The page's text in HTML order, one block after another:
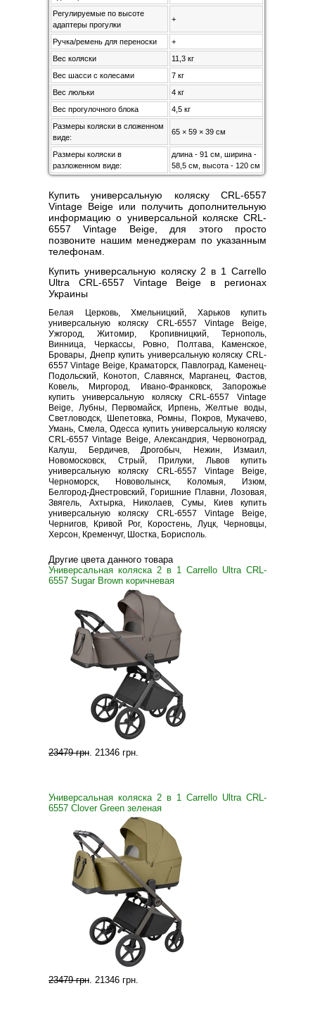
Регулируемые по высоте
адаптеры прогулки
+
Ручка/ремень для переноски
+
Вес коляски
11,3 кг
Вес шасси с колесами
7 кг
Вес люльки
4 кг
Вес прогулочного блока
4,5 кг
Размеры коляски в сложенном
виде:
65 × 59 × 39 см
Размеры коляски в
разложенном виде:
длина - 91 см, ширина -
58,5 см, высота - 120 см
Купить универсальную коляску CRL-6557
Vintage Beige или получить дополнительную
информацию о универсальной коляске CRL-
6557 Vintage Beige, для этого просто
позвоните нашим менеджерам по указанным
телефонам.
Купить универсальную коляску 2 в 1 Carrello
Ultra CRL-6557 Vintage Beige в регионах
Украины
Белая Церковь, Хмельницкий, Харьков купить
универсальную коляску CRL-6557 Vintage Beige,
Ужгород, Житомир, Кропивницкий, Тернополь,
Винница, Черкассы, Ровно, Полтава, Каменское,
Бровары, Днепр купить универсальную коляску CRL-
6557 Vintage Beige, Краматорск, Павлоград, Каменец-
Подольский, Конотоп, Славянск, Марганец, Фастов,
Ковель, Миргород, Ивано-Франковск, Запорожье
купить универсальную коляску CRL-6557 Vintage
Beige, Лубны, Первомайск, Ирпень, Желтые воды,
Светловодск, Шепетовка, Ромны, Покров, Мукачево,
Умань, Смела, Одесса купить универсальную коляску
CRL-6557 Vintage Beige, Александрия, Червоноград,
Калуш, Бердичев, Дрогобыч, Нежин, Измаил,
Новомосковск, Стрый, Прилуки, Львов купить
универсальную коляску CRL-6557 Vintage Beige,
Черноморск, Нововолынск, Коломыя, Изюм,
Белгород-Днестровский, Горишние Плавни, Лозовая,
Звягель, Ахтырка, Николаев, Сумы, Киев купить
универсальную коляску CRL-6557 Vintage Beige,
Чернигов, Кривой Рог, Коростень, Луцк, Черновцы,
Херсон, Кременчуг, Шостка, Борисполь.
Другие цвета данного товара
Универсальная коляска 2 в 1 Carrello Ultra CRL-
6557 Sugar Brown коричневая
23479 грн. 21346 грн.
Универсальная коляска 2 в 1 Carrello Ultra CRL-
6557 Clover Green зеленая
23479 грн. 21346 грн.